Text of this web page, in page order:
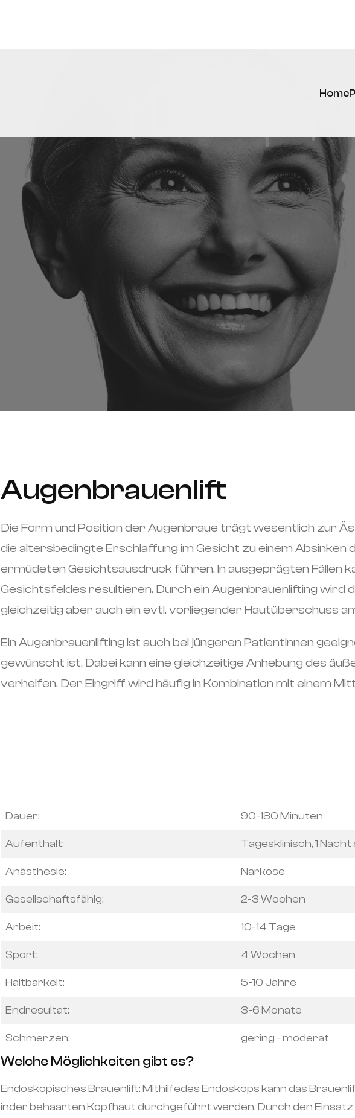
Home
Augenbrauenlift
Die Form und Position der Augenbraue trägt wesentlich zur
die altersbedingte Erschlaffung im Gesicht zu einem Absinken
ermüdeten Gesichtsausdruck führen. In ausgeprägten Fällen
Gesichtsfeldes resultieren. Durch ein Augenbrauenlifting wird
gleichzeitig aber auch ein evtl. vorliegender Hautüberschuss
Ein Augenbrauenlifting ist auch bei jüngeren PatientInnen
gewünscht ist. Dabei kann eine gleichzeitige Anhebung des
verhelfen. Der Eingriff wird häufig in Kombination mit einem
Dauer: 90-180 Minuten
Aufenthalt: Tagesklinisch, 1
Anästhesie: Narkose
Gesellschaftsfähig: 2-3 Wochen
Arbeit: 10-14 Tage
Sport: 4 Wochen
Haltbarkeit: 5-10 Jahre
Endresultat: 3-6 Monate
Schmerzen: gering - moderat
Welche Möglichkeiten gibt es?
Endoskopisches Brauenlift: Mithilfedes Endoskops kann das
inder behaarten Kopfhaut durchgeführt werden. Durch den